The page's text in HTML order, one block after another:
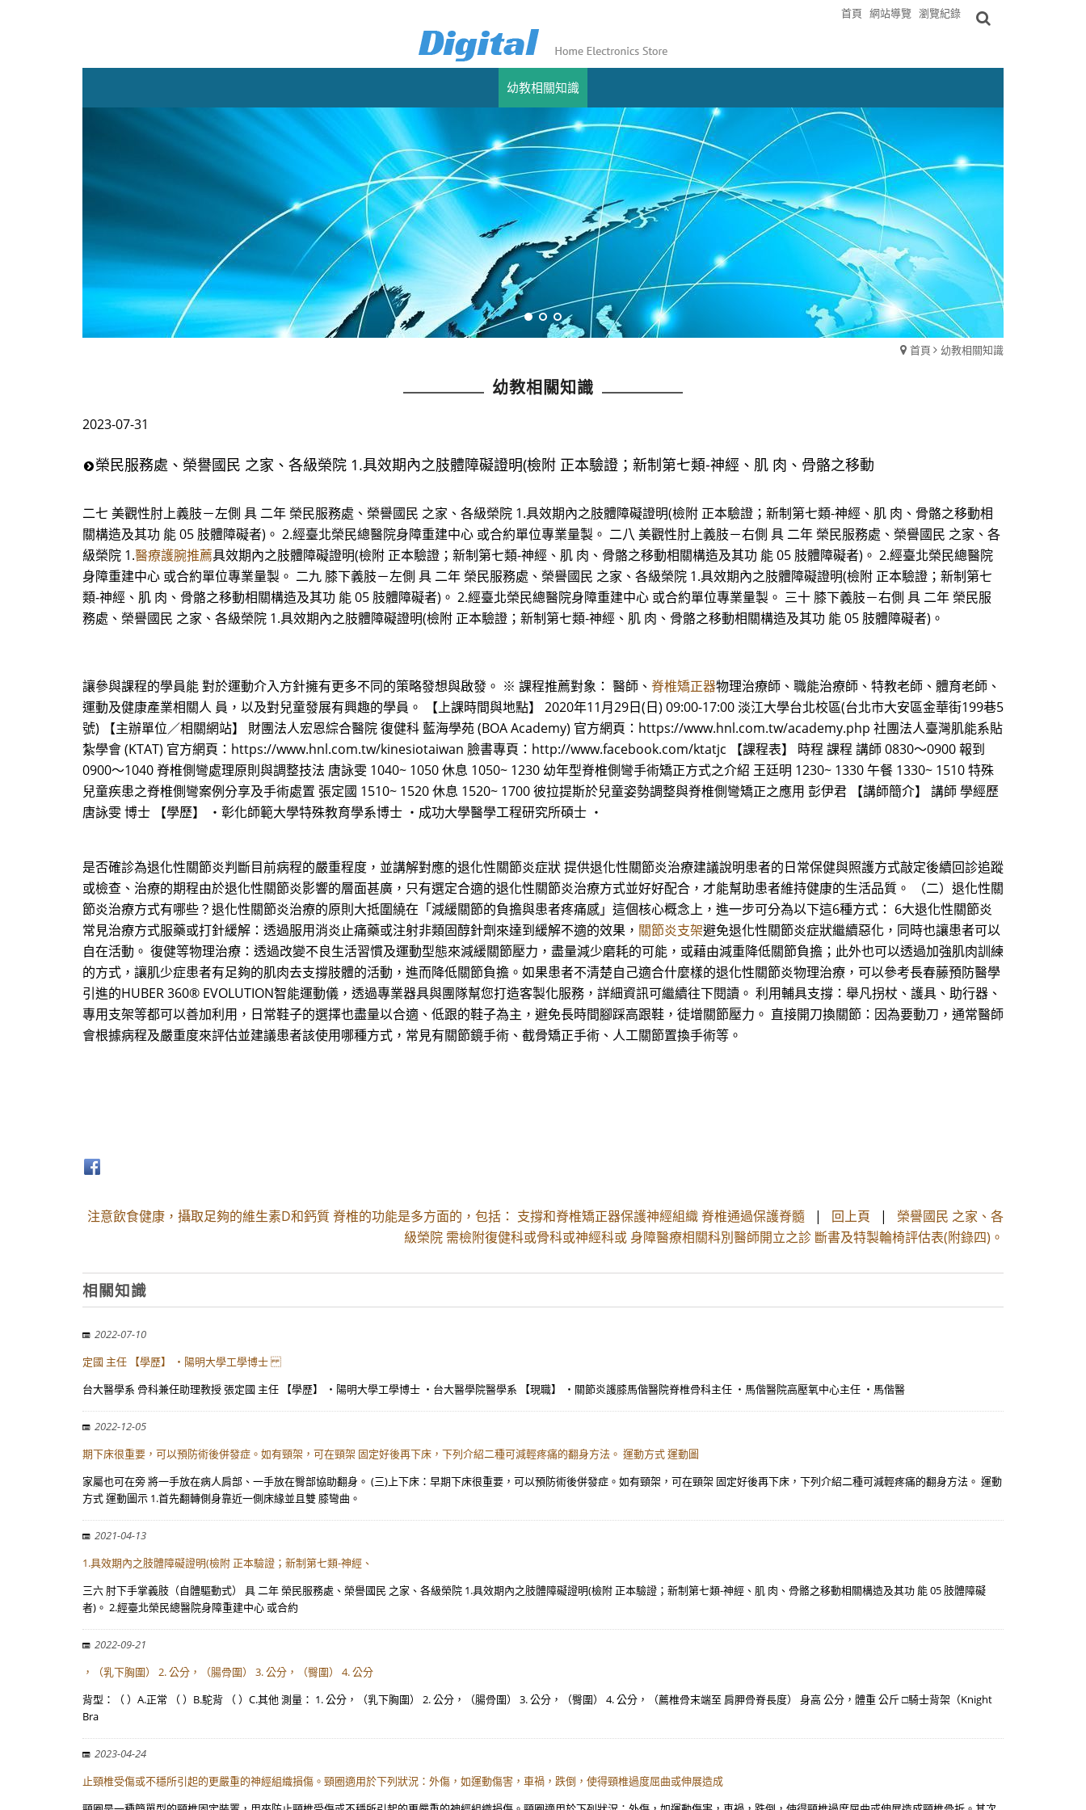
首頁 網站導覽 瀏覽紀錄
幼教相關知識
首頁 幼教相關知識
幼教相關知識
2023-07-31
榮民服務處、榮譽國民 之家、各級榮院 1.具效期內之肢體障礙證明(檢附 正本驗證；新制第七類-神經、肌 肉、骨骼之移動
二七 美觀性肘上義肢－左側 具 二年 榮民服務處、榮譽國民 之家、各級榮院 1.具效期內之肢體障礙證明(檢附 正本驗證；新制第七類-神經、肌 肉、骨骼之移動相
關構造及其功 能 05 肢體障礙者)。 2.經臺北榮民總醫院身障重建中心 或合約單位專業量製。 二八 美觀性肘上義肢－右側 具 二年 榮民服務處、榮譽國民 之家、各
級榮院 1.醫療護腕推薦具效期內之肢體障礙證明(檢附 正本驗證；新制第七類-神經、肌 肉、骨骼之移動相關構造及其功 能 05 肢體障礙者)。 2.經臺北榮民總醫院
身障重建中心 或合約單位專業量製。 二九 膝下義肢－左側 具 二年 榮民服務處、榮譽國民 之家、各級榮院 1.具效期內之肢體障礙證明(檢附 正本驗證；新制第七
類-神經、肌 肉、骨骼之移動相關構造及其功 能 05 肢體障礙者)。 2.經臺北榮民總醫院身障重建中心 或合約單位專業量製。 三十 膝下義肢－右側 具 二年 榮民服
務處、榮譽國民 之家、各級榮院 1.具效期內之肢體障礙證明(檢附 正本驗證；新制第七類-神經、肌 肉、骨骼之移動相關構造及其功 能 05 肢體障礙者)。
讓參與課程的學員能 對於運動介入方針擁有更多不同的策略發想與啟發。 ※ 課程推薦對象： 醫師、 脊椎矯正器物理治療師、職能治療師、特教老師、體育老師、
運動及健康產業相關人 員，以及對兒童發展有興趣的學員。 【上課時間與地點】 2020年11月29日(日) 09:00-17:00 淡江大學台北校區(台北市大安區金華街199巷5
號) 【主辦單位／相關網站】 財團法人宏恩綜合醫院 復健科 藍海學苑 (BOA Academy) 官方網頁：https://www.hnl.com.tw/academy.php 社團法人臺灣肌能系貼
紮學會 (KTAT) 官方網頁：https://www.hnl.com.tw/kinesiotaiwan 臉書專頁：http://www.facebook.com/ktatjc 【課程表】 時程 課程 講師 0830～0900 報到
0900～1040 脊椎側彎處理原則與調整技法 唐詠雯 1040~ 1050 休息 1050~ 1230 幼年型脊椎側彎手術矯正方式之介紹 王廷明 1230~ 1330 午餐 1330~ 1510 特殊
兒童疾患之脊椎側彎案例分享及手術處置 張定國 1510~ 1520 休息 1520~ 1700 彼拉提斯於兒童姿勢調整與脊椎側彎矯正之應用 彭伊君 【講師簡介】 講師 學經歷
唐詠雯 博士 【學歷】 ・彰化師範大學特殊教育學系博士 ・成功大學醫學工程研究所碩士 ・
是否確診為退化性關節炎判斷目前病程的嚴重程度，並講解對應的退化性關節炎症狀 提供退化性關節炎治療建議說明患者的日常保健與照護方式敲定後續回診追蹤
或檢查、治療的期程由於退化性關節炎影響的層面甚廣，只有選定合適的退化性關節炎治療方式並好好配合，才能幫助患者維持健康的生活品質。 （二）退化性關
節炎治療方式有哪些？退化性關節炎治療的原則大抵圍繞在「減緩關節的負擔與患者疼痛感」這個核心概念上，進一步可分為以下這6種方式： 6大退化性關節炎
常見治療方式服藥或打針緩解：透過服用消炎止痛藥或注射非類固醇針劑來達到緩解不適的效果， 關節炎支架避免退化性關節炎症狀繼續惡化，同時也讓患者可以
自在活動。 復健等物理治療：透過改變不良生活習慣及運動型態來減緩關節壓力，盡量減少磨耗的可能，或藉由減重降低關節負擔；此外也可以透過加強肌肉訓練
的方式，讓肌少症患者有足夠的肌肉去支撐肢體的活動，進而降低關節負擔。如果患者不清楚自己適合什麼樣的退化性關節炎物理治療，可以參考長春藤預防醫學
引進的HUBER 360® EVOLUTION智能運動儀，透過專業器具與團隊幫您打造客製化服務，詳細資訊可繼續往下閱讀。 利用輔具支撐：舉凡拐杖、護具、助行器、
專用支架等都可以善加利用，日常鞋子的選擇也盡量以合適、低跟的鞋子為主，避免長時間腳踩高跟鞋，徒增關節壓力。 直接開刀換關節：因為要動刀，通常醫師
會根據病程及嚴重度來評估並建議患者該使用哪種方式，常見有關節鏡手術、截骨矯正手術、人工關節置換手術等。
注意飲食健康，攝取足夠的維生素D和鈣質 脊椎的功能是多方面的，包括： 支撐和脊椎矯正器保護神經組織 脊椎通過保護脊髓 | 回上頁 | 榮譽國民 之家、各
級榮院 需檢附復健科或骨科或神經科或 身障醫療相關科別醫師開立之診 斷書及特製輪椅評估表(附錄四)。
相關知識
2022-07-10
定國 主任 【學歷】 ・陽明大學工學博士
台大醫學系 骨科兼任助理教授 張定國 主任 【學歷】 ・陽明大學工學博士 ・台大醫學院醫學系 【現職】 ・關節炎護膝馬偕醫院脊椎骨科主任 ・馬偕醫院高壓氧中心主任 ・馬偕醫
2022-12-05
期下床很重要，可以預防術後併發症。如有頸架，可在頸架 固定好後再下床，下列介紹二種可減輕疼痛的翻身方法。 運動方式 運動圖
家屬也可在旁 將一手放在病人肩部、一手放在臀部協助翻身。 (三)上下床：早期下床很重要，可以預防術後併發症。如有頸架，可在頸架 固定好後再下床，下列介紹二種可減輕疼痛的翻身方法。 運動
方式 運動圖示 1.首先翻轉側身靠近一側床緣並且雙 膝彎曲。
2021-04-13
1.具效期內之肢體障礙證明(檢附 正本驗證；新制第七類-神經、
三六 肘下手掌義肢（自體驅動式） 具 二年 榮民服務處、榮譽國民 之家、各級榮院 1.具效期內之肢體障礙證明(檢附 正本驗證；新制第七類-神經、肌 肉、骨骼之移動相關構造及其功 能 05 肢體障礙
者)。 2.經臺北榮民總醫院身障重建中心 或合約
2022-09-21
，（乳下胸圍） 2. 公分，（腸骨圍） 3. 公分，（臀圍） 4. 公分
背型：（ ）A.正常 （ ）B.駝背 （ ）C.其他 測量： 1. 公分，（乳下胸圍） 2. 公分，（腸骨圍） 3. 公分，（臀圍） 4. 公分，（薦椎骨末端至 肩胛骨脊長度） 身高 公分，體重 公斤 □騎士背架（Knight
Bra
2023-04-24
止頸椎受傷或不穩所引起的更嚴重的神經組織損傷。頸圈適用於下列狀況：外傷，如運動傷害，車禍，跌倒，使得頸椎過度屈曲或伸展造成